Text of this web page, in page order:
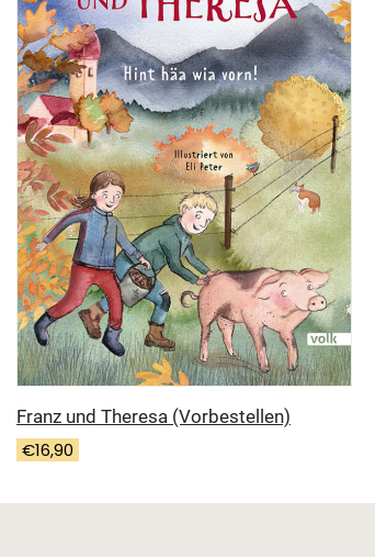
Franz und Theresa (Vorbestellen)
€16,90